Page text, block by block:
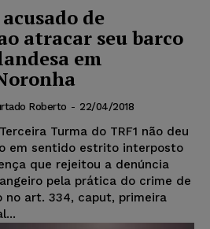
de
atracar seu barco
em
Roberto - 22/04/2018
Turma do TRF1 não deu
em sentido estrito interposto
que rejeitou a denúncia
pela prática do crime de
no art. 334, caput, primeira